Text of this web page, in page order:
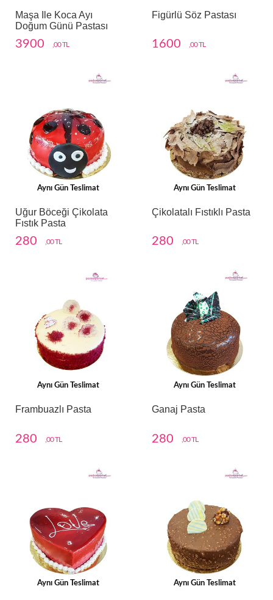
Maşa Ile Koca Ayı
Doğum Günü Pastası
3900 ,00 TL
Figürlü Söz Pastası
1600 ,00 TL
Aynı Gün Teslimat
Uğur Böceği Çikolata
Fıstık Pasta
280 ,00 TL
Aynı Gün Teslimat
Çikolatalı Fıstıklı Pasta
280 ,00 TL
Aynı Gün Teslimat
Frambuazlı Pasta
280 ,00 TL
Aynı Gün Teslimat
Ganaj Pasta
280 ,00 TL
Aynı Gün Teslimat Aynı Gün Teslimat